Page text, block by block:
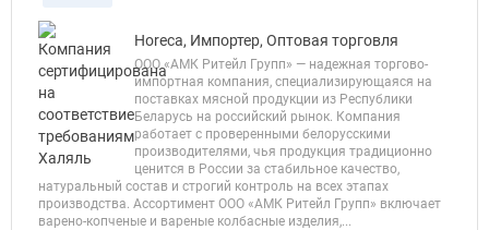
Horeca, Импортер, Оптовая торговля
ООО «АМК Ритейл Групп» — надежная торгово-
импортная компания, специализирующаяся на
поставках мясной продукции из Республики
Беларусь на российский рынок. Компания
работает с проверенными белорусскими
производителями, чья продукция традиционно
ценится в России за стабильное качество,
натуральный состав и строгий контроль на всех этапах
производства. Ассортимент ООО «АМК Ритейл Групп» включает
варено-копченые и вареные колбасные изделия,...